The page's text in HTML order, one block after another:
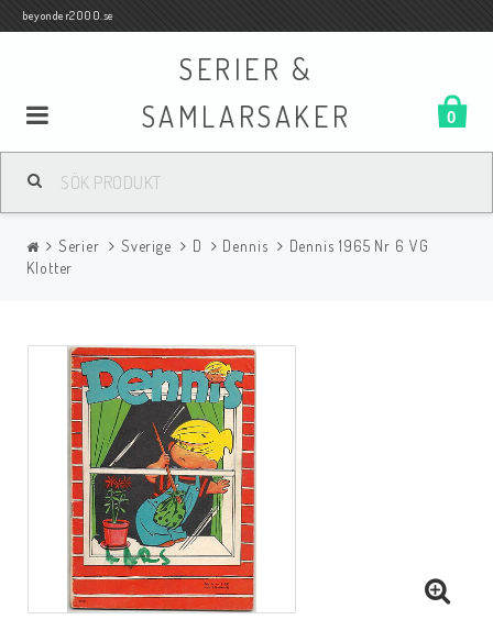
beyonder2000.se
SERIER &
SAMLARSAKER
0
Samlar- och Spelkort
Serier
Böcker
Musik
Mynt och Sedlar
Serier Sverige D Dennis
Dennis 1965 Nr 6 VG
Klotter